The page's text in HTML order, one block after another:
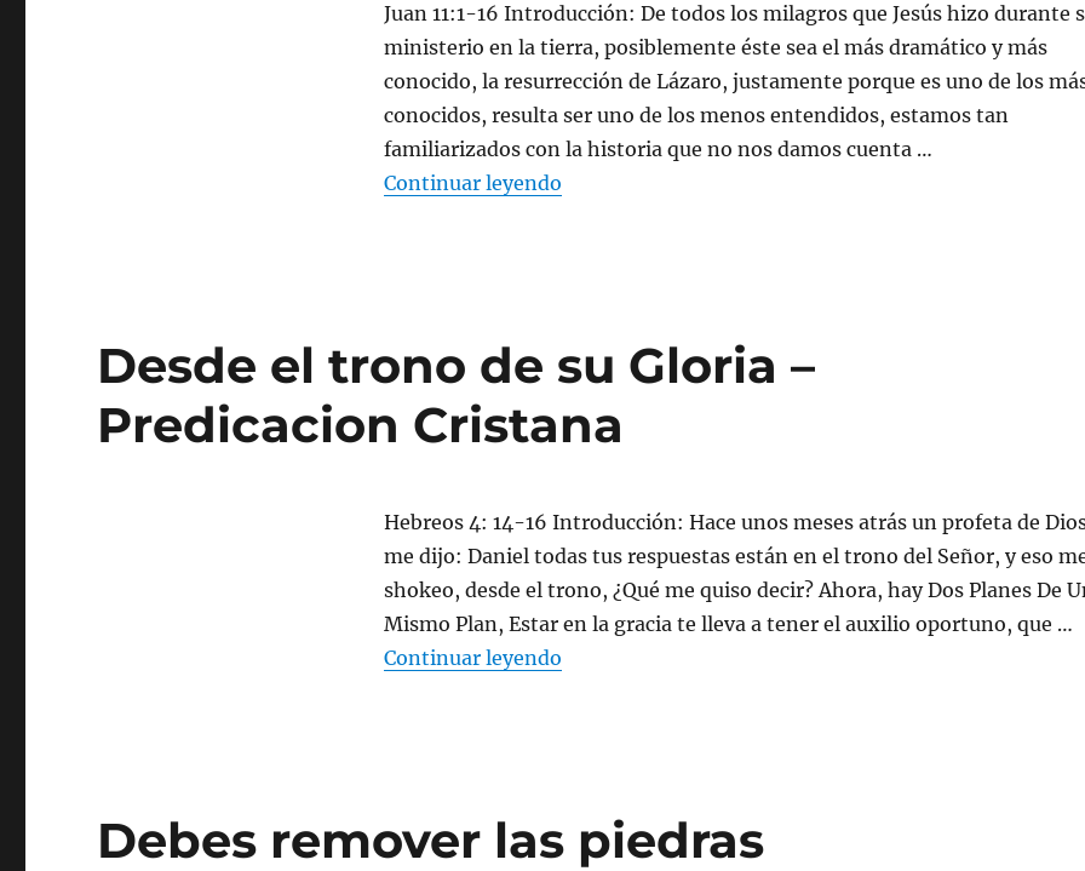
Juan 11:1-16 Introducción: De todos los milagros que Jesús hizo durante
ministerio en la tierra, posiblemente éste sea el más dramático y más
conocido, la resurrección de Lázaro, justamente porque es uno de los
conocidos, resulta ser uno de los menos entendidos, estamos tan
familiarizados con la historia que no nos damos cuenta …
Continuar leyendo«¡Es porque te amo tanto! – Predica Cristiana»
Desde el trono de su Gloria –
Predicacion Cristana
Hebreos 4: 14-16 Introducción: Hace unos meses atrás un profeta de
me dijo: Daniel todas tus respuestas están en el trono del Señor, y eso
shokeo, desde el trono, ¿Qué me quiso decir? Ahora, hay Dos Planes De
Mismo Plan, Estar en la gracia te lleva a tener el auxilio oportuno, que …
Continuar leyendo«Desde el trono de su Gloria – Predicacion Cristana»
Debes remover las piedras